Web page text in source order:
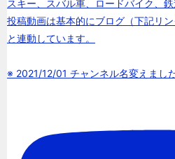
スキー、スバル車、ロードバイク、鉄
投稿動画は基本的にブログ（下記リン
と連動しています。
※ 2021/12/01 チャンネル名変えました